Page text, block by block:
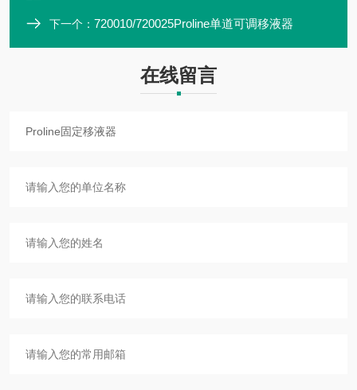
下一个： 720010/720025Proline单道可调移液器
在线留言